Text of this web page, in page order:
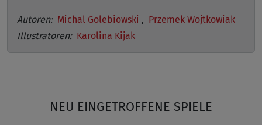
Autoren: Michal Golebiowski , Przemek Wojtkowiak
Illustratoren: Karolina Kijak
NEU EINGETROFFENE SPIELE